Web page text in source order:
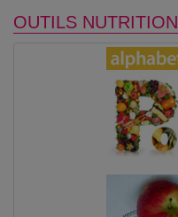
OUTILS NUTRITION